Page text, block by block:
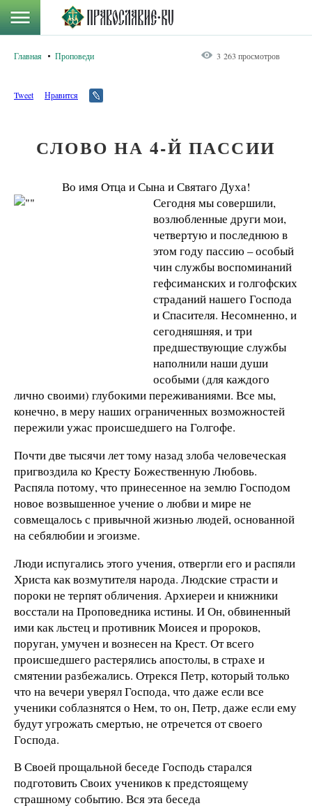
Главная Проповеди 3 263 просмотров
Tweet Нравится
СЛОВО НА 4-Й ПАССИИ
Во имя Отца и Сына и Святаго Духа!
Сегодня мы совершили,
возлюбленные други мои,
четвертую и последнюю в
этом году пассию – особый
чин службы воспоминаний
гефсиманских и голгофских
страданий нашего Господа
и Спасителя. Несомненно, и
сегодняшняя, и три
предшествующие службы
наполнили наши души
особыми (для каждого
лично своими) глубокими переживаниями. Все мы,
конечно, в меру наших ограниченных возможностей
пережили ужас происшедшего на Голгофе.
Почти две тысячи лет тому назад злоба человеческая
пригвоздила ко Кресту Божественную Любовь.
Распяла потому, что принесенное на землю Господом
новое возвышенное учение о любви и мире не
совмещалось с привычной жизнью людей, основанной
на себялюбии и эгоизме.
Люди испугались этого учения, отвергли его и распяли
Христа как возмутителя народа. Людские страсти и
пороки не терпят обличения. Архиереи и книжники
восстали на Проповедника истины. И Он, обвиненный
ими как льстец и противник Моисея и пророков,
поруган, умучен и вознесен на Крест. От всего
происшедшего растерялись апостолы, в страхе и
смятении разбежались. Отрекся Петр, который только
что на вечери уверял Господа, что даже если все
ученики соблазнятся о Нем, то он, Петр, даже если ему
будут угрожать смертью, не отречется от своего
Господа.
В Своей прощальной беседе Господь старался
подготовить Своих учеников к предстоящему
страшному событию. Вся эта беседа